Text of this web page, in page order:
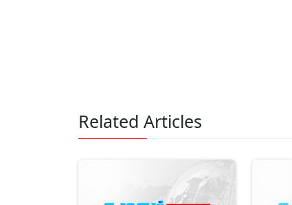
Related Articles